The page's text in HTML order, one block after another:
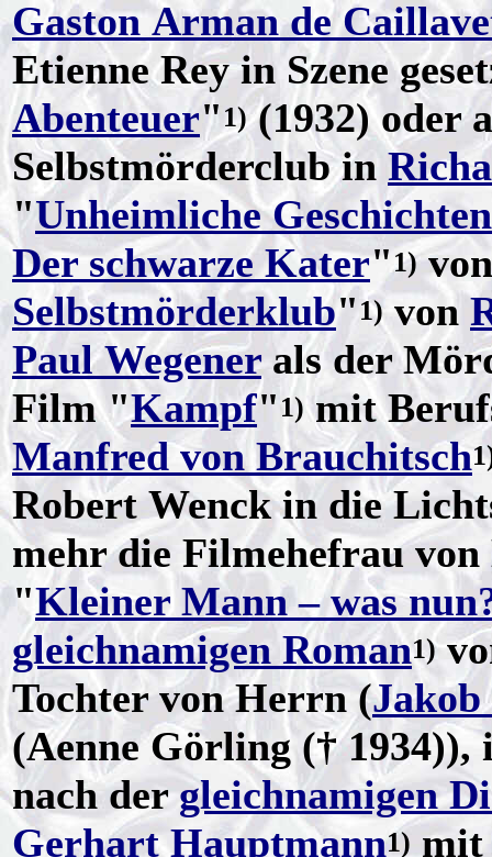
Gaston Arman de
Etienne Rey in Szene
Abenteuer" 1)(1932) oder
Selbstmörderclub in
"Unheimliche Geschichten
Der schwarze Kater"1)
Selbstmörderklub" 1) von
Paul Wegenerals der
Film "Kampf" 1) mit
Manfred von Brauchitsch
Robert Wenck in die
mehr die Filmehefrau
"Kleiner Mann – was
gleichnamigen Roman1)
Tochter von Herrn (
(Aenne Görling († 1934)),
nach dergleichnamigen
Gerhart Hauptmann1)